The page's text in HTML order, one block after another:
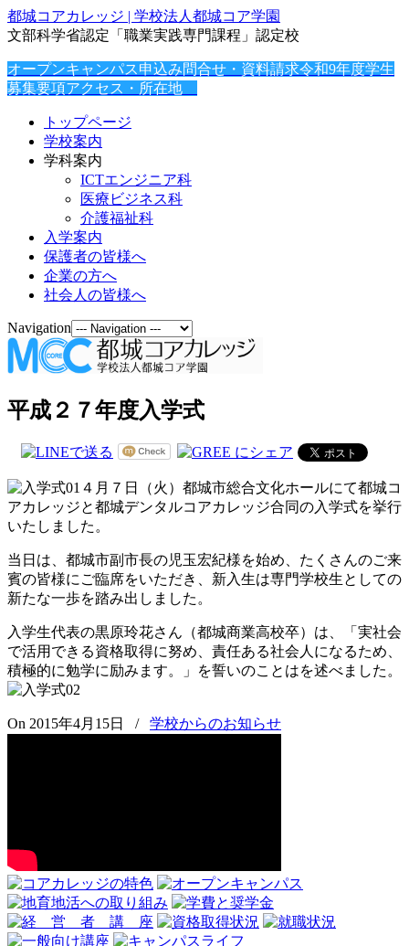
都城コアカレッジ | 学校法人都城コア学園
文部科学省認定「職業実践専門課程」認定校
オープンキャンパス申込み問合せ・資料請求令和9年度学生
募集要項アクセス・所在地
トップページ
学校案内
学科案内
ICTエンジニア科
医療ビジネス科
介護福祉科
入学案内
保護者の皆様へ
企業の方へ
社会人の皆様へ
Navigation
平成２７年度入学式
４月７日（火）都城市総合文化ホールにて都城コ
アカレッジと都城デンタルコアカレッジ合同の入学式を挙行
いたしました。
当日は、都城市副市長の児玉宏紀様を始め、たくさんのご来
賓の皆様にご臨席をいただき、新入生は専門学校生としての
新たな一歩を踏み出しました。
入学生代表の黒原玲花さん（都城商業高校卒）は、「実社会
で活用できる資格取得に努め、責任ある社会人になるため、
積極的に勉学に励みます。」を誓いのことはを述べました。
On 2015年4月15日 / 学校からのお知らせ